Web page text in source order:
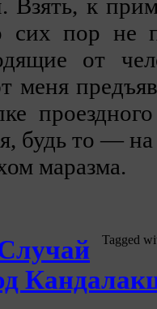
Взять, к
пор не
от
меня
будь то —
маразма.
Tagged